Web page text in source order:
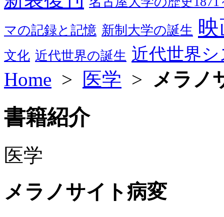
マの記録と記憶 新制大学の誕生
文化 近代世界の誕生 近代世界
Home > 医学 > メラノ
書籍紹介
医学
メラノサイト病変